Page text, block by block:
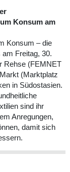
Konsum am
Konsum – die
am Freitag, 30.
Rehse (FEMNET
(Marktplatz
in Südostasien.
sind ihr
Anregungen,
damit sich